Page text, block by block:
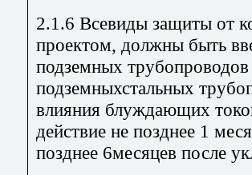
2.1.6 Всевиды защиты от
проектом, должны быть
подземных
подземныхстальных
влияния блуждающих
действие не позднее 1
позднее 6месяцев после